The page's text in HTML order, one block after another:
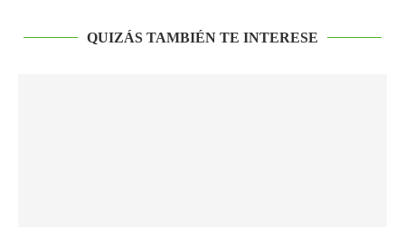
QUIZÁS TAMBIÉN TE INTERESE